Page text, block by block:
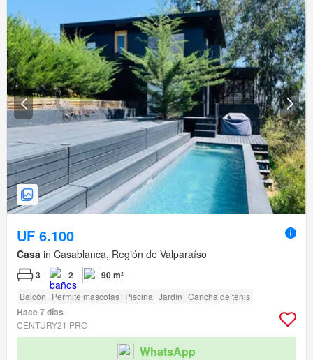
UF 6.100
Casa in Casablanca, Región de Valparaíso
3 2 90 m²
Balcón Permite mascotas Piscina Jardín Cancha de tenis
Hace 7 días
CENTURY21 PRO
WhatsApp